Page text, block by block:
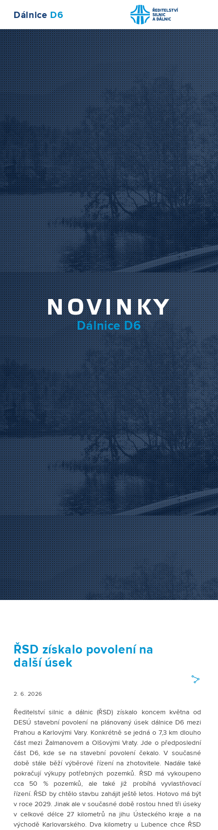
Dálnice D6
NOVINKY
Dálnice D6
ŘSD získalo povolení na
další úsek
2. 6. 2026
Ředitelství silnic a dálnic (ŘSD) získalo koncem května od
DESÚ stavební povolení na plánovaný úsek dálnice D6 mezi
Prahou a Karlovými Vary. Konkrétně se jedná o 7,3 km dlouho
část mezi Žalmanovem a Olšovými Vraty. Jde o předposlední
část D6, kde se na stavební povolení čekalo. V současné
době stále běží výběrové řízení na zhotovitele. Nadále také
pokračují výkupy potřebných pozemků. ŘSD má vykoupeno
cca 50 % pozemků, ale také již probíhá vyvlastňovací
řízení. ŘSD by chtělo stavbu zahájit ještě letos. Hotovo má být
v roce 2029. Jinak ale v současné době rostou hned tři úseky
v celkové délce 27 kilometrů na jihu Ústeckého kraje a na
východě Karlovarského. Dva kilometry u Lubence chce ŘSD